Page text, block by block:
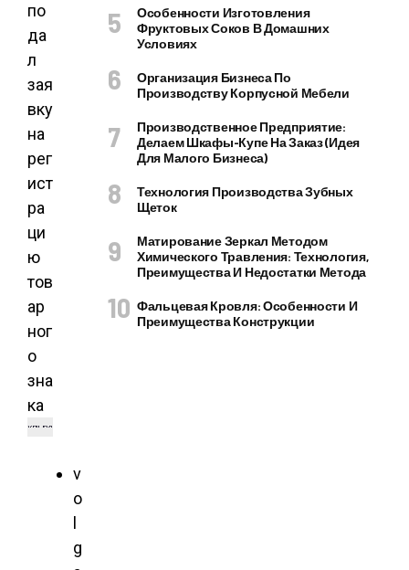
по
да
л
зая
вку
на
рег
ист
ра
ци
ю
тов
ар
ног
о
зна
ка
v
o
g
Особенности Изготовления
Фруктовых Соков В Домашних
Условиях
Организация Бизнеса По
Производству Корпусной Мебели
Производственное Предприятие:
Делаем Шкафы-Купе На Заказ (идея
Для Малого Бизнеса)
Технология Производства Зубных
Щеток
Матирование Зеркал Методом
Химического Травления: Технология,
Преимущества И Недостатки Метода
Фальцевая Кровля: Особенности И
Преимущества Конструкции